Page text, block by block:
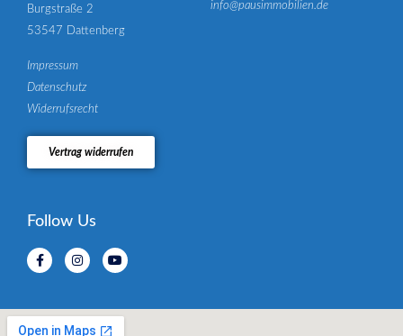
Burgstraße 2
53547 Dattenberg
info@pausimmobilien.de
Impressum
Datenschutz
Widerrufsrecht
Vertrag widerrufen
Follow Us